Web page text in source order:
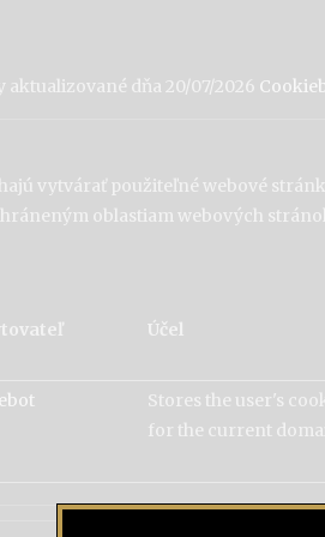
dňa 20/07/2026
vytvárať použiteľné webové
oblastiam webových
Účel
Stores the user's
for the current